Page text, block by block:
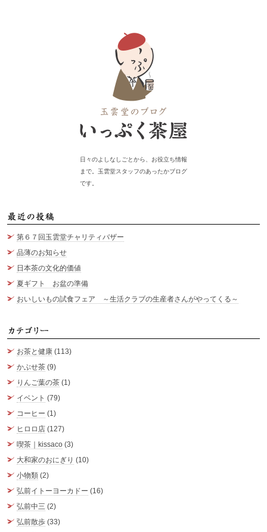
日々のよしなしごとから、お役立ち情報
まで。玉雲堂スタッフのあったかブログ
です。
第６７回玉雲堂チャリティバザー
品薄のお知らせ
日本茶の文化的価値
夏ギフト お盆の準備
おいしいもの試食フェア ～生活クラブの生産者さんがやってくる～
お茶と健康 (113)
かぶせ茶 (9)
りんご葉の茶 (1)
イベント (79)
コーヒー (1)
ヒロロ店 (127)
喫茶｜kissaco (3)
大和家のおにぎり (10)
小物類 (2)
弘前イトーヨーカドー (16)
弘前中三 (2)
弘前散歩 (33)